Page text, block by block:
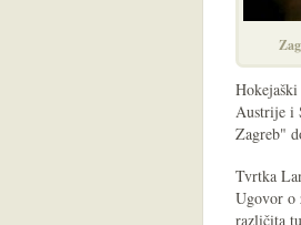
Austrije i
Zagreb"
Tvrtka
Ugovor o
različita